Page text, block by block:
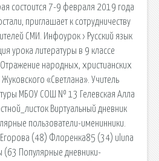
состоится 7-9 февраля 2019 года
приглашает к сотрудничеству
СМИ. Инфоурок › Русский язык
урока литературы в 9 классе
народных, христианских
«Светлана». Учитель
МБОУ СОШ № 13 Гелевская Алла
Виртуальный дневник
пользователи-именинники.
(48) Флоренка85 (34) uluna
(63 Популярные дневники-